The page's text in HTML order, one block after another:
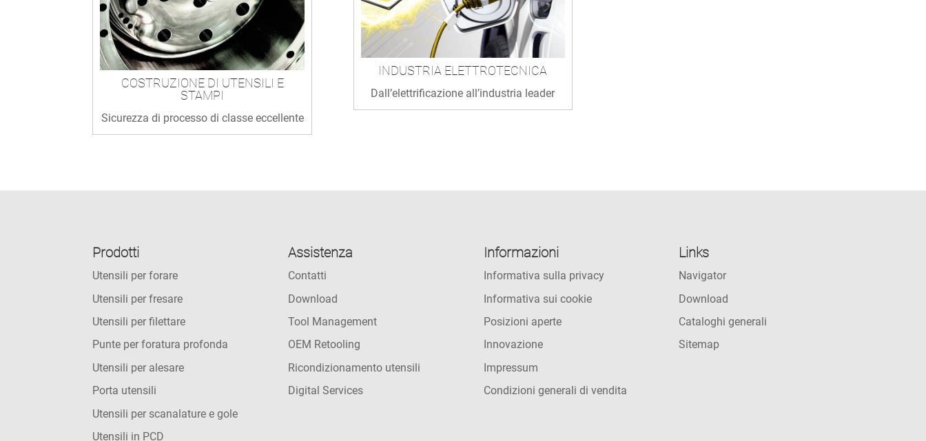
COSTRUZIONE DI UTENSILI E
STAMPI
Sicurezza di processo di classe eccellente
INDUSTRIA ELETTROTECNICA
Dall’elettrificazione all’industria leader
Prodotti
Utensili per forare
Utensili per fresare
Utensili per filettare
Punte per foratura profonda
Utensili per alesare
Porta utensili
Utensili per scanalature e gole
Utensili in PCD
Assistenza
Contatti
Download
Tool Management
OEM Retooling
Ricondizionamento utensili
Digital Services
Informazioni
Informativa sulla privacy
Informativa sui cookie
Posizioni aperte
Innovazione
Impressum
Condizioni generali di vendita
Links
Navigator
Download
Cataloghi generali
Sitemap